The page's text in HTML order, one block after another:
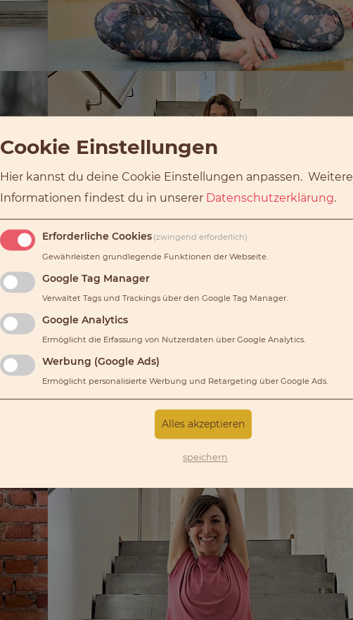
Cookie Einstellungen
Hier kannst du deine Cookie Einstellungen anpassen. Weitere
Informationen findest du in unserer Datenschutzerklärung.
Erforderliche Cookies (zwingend erforderlich)
Gewährleisten grundlegende Funktionen der Webseite.
Google Tag Manager
Verwaltet Tags und Trackings über den Google Tag Manager.
Google Analytics
Ermöglicht die Erfassung von Nutzerdaten über Google Analytics.
Werbung (Google Ads)
Ermöglicht personalisierte Werbung und Retargeting über Google Ads.
Alles akzeptieren
speichern